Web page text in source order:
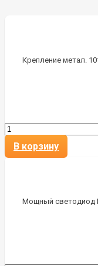
Крепление метал.
В корзину
Мощный светодиод